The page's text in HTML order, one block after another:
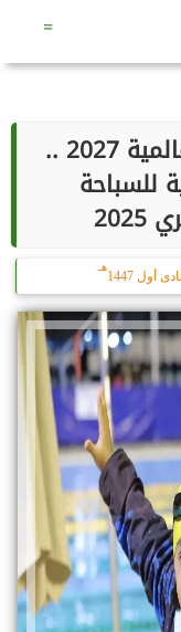
=
استعدادا لإقليمية 2026 وعالمية 2027 ..
للسباحة
هـ